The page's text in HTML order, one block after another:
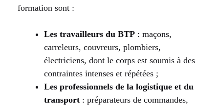
formation sont :
Les travailleurs du BTP : maçons,
carreleurs, couvreurs, plombiers,
électriciens, dont le corps est soumis à des
contraintes intenses et répétées ;
Les professionnels de la logistique et du
transport : préparateurs de commandes,